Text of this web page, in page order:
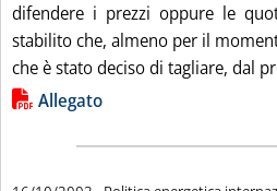
difendere i prezzi oppure le
stabilito che, almeno per il
che è stato deciso di tagliare, dal
Lista allegati PDF alla
Allegato